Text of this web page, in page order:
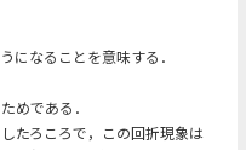
になることを意味する．
めである．
たろころで，この回折現象は